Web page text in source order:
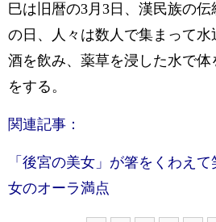
巳は旧暦の3月3日、漢民族の
の日、人々は数人で集まって水
酒を飲み、薬草を浸した水で体
をする。
関連記事：
「後宮の美女」が箸をくわえ
女のオーラ満点